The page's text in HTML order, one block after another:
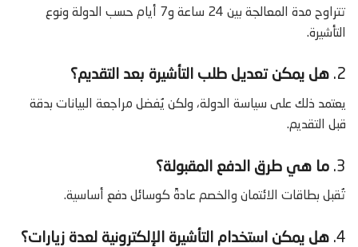
تتراوح مدة المعالجة بين 24 ساعة و7 أيام حسب الدولة ونوع
التأشيرة.
2. هل يمكن تعديل طلب التأشيرة بعد التقديم؟
يعتمد ذلك على سياسة الدولة، ولكن يُفضل مراجعة البيانات بدقة
قبل التقديم.
3. ما هي طرق الدفع المقبولة؟
تُقبل بطاقات الائتمان والخصم عادةً كوسائل دفع أساسية.
4. هل يمكن استخدام التأشيرة الإلكترونية لعدة زيارات؟